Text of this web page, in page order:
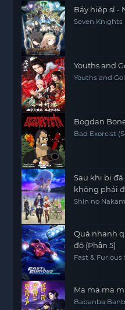
Bảy hiệp sĩ -
Seven Knights
Youths and
Youths and
Bogdan
Bad Exorcist
Sau khi bị
không phải
quyết định
Shin no
Countryside
Quá nhanh
độ (Phần 5)
Fast & Furious
Ma ma ma
Babanba